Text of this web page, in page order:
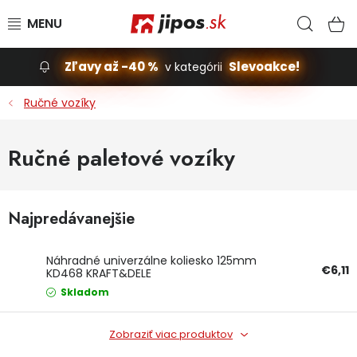
Slevoakce
Záhrada
Príslušenstvo pre automobily
Vybavenie a hračky pre deti
Zľavy až -40 % v kategórii Slevoakce!
Ručné vozíky
Ručné paletové vozíky
Najpredávanejšie
Náhradné univerzálne koliesko 125mm
KD468 KRAFT&DELE
€6,11
Skladom
Zobraziť viac produktov